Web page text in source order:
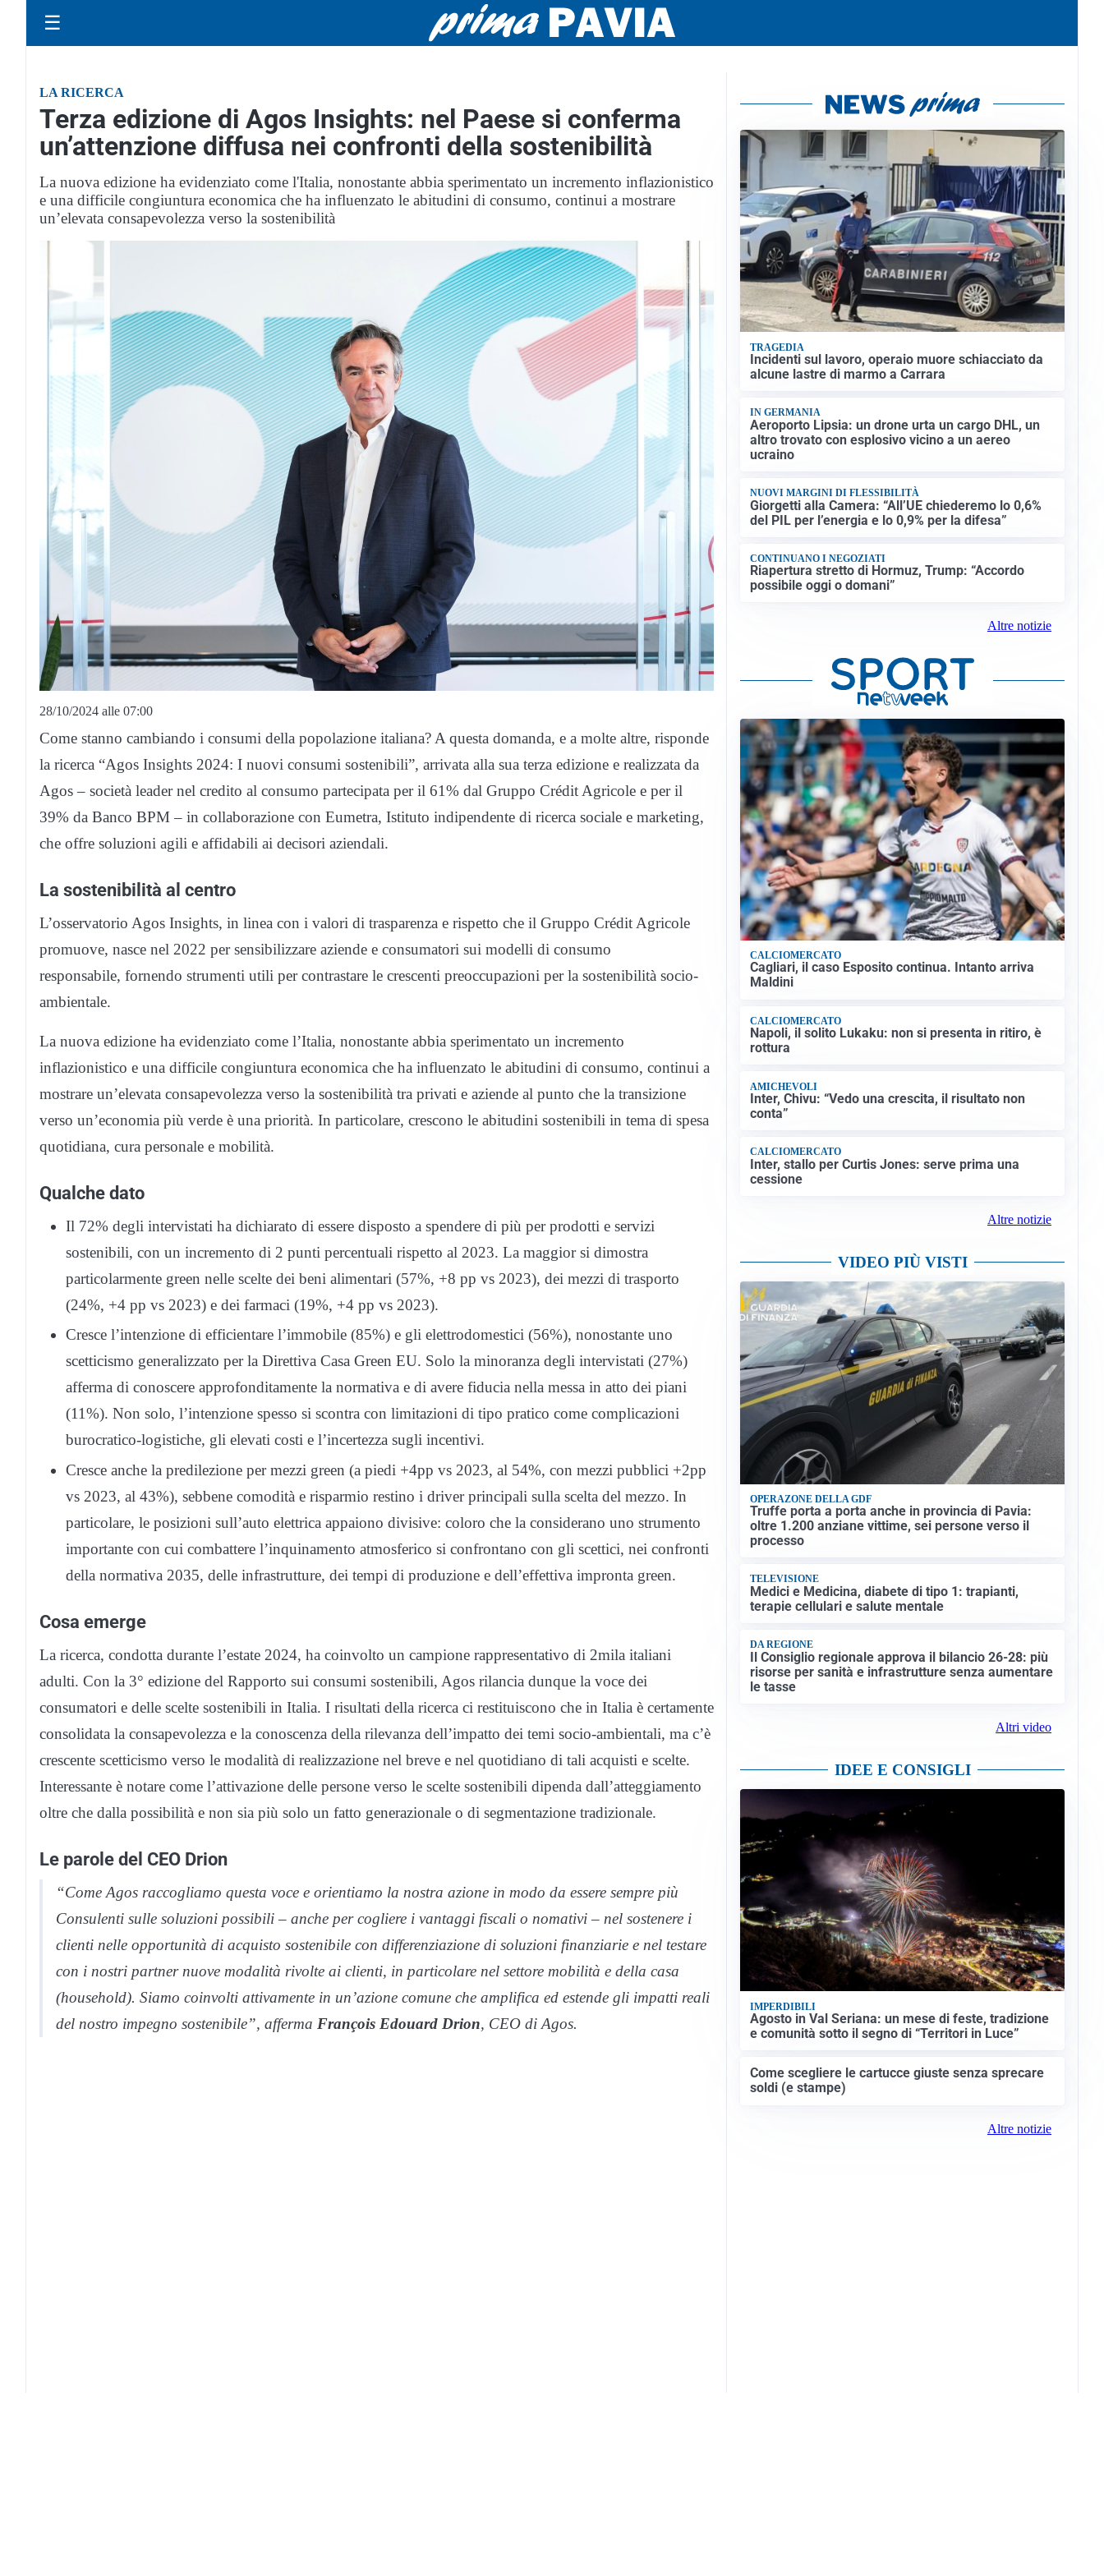
☰
LA RICERCA
Terza edizione di Agos Insights: nel Paese si conferma
un’attenzione diffusa nei confronti della sostenibilità
La nuova edizione ha evidenziato come l'Italia, nonostante abbia sperimentato un incremento inflazionistico
e una difficile congiuntura economica che ha influenzato le abitudini di consumo, continui a mostrare
un’elevata consapevolezza verso la sostenibilità
28/10/2024 alle 07:00
Come stanno cambiando i consumi della popolazione italiana? A questa domanda, e a molte altre, risponde
la ricerca “Agos Insights 2024: I nuovi consumi sostenibili”, arrivata alla sua terza edizione e realizzata da
Agos – società leader nel credito al consumo partecipata per il 61% dal Gruppo Crédit Agricole e per il
39% da Banco BPM – in collaborazione con Eumetra, Istituto indipendente di ricerca sociale e marketing,
che offre soluzioni agili e affidabili ai decisori aziendali.
La sostenibilità al centro
L’osservatorio Agos Insights, in linea con i valori di trasparenza e rispetto che il Gruppo Crédit Agricole
promuove, nasce nel 2022 per sensibilizzare aziende e consumatori sui modelli di consumo
responsabile, fornendo strumenti utili per contrastare le crescenti preoccupazioni per la sostenibilità socio-
ambientale.
La nuova edizione ha evidenziato come l’Italia, nonostante abbia sperimentato un incremento
inflazionistico e una difficile congiuntura economica che ha influenzato le abitudini di consumo, continui a
mostrare un’elevata consapevolezza verso la sostenibilità tra privati e aziende al punto che la transizione
verso un’economia più verde è una priorità. In particolare, crescono le abitudini sostenibili in tema di spesa
quotidiana, cura personale e mobilità.
Qualche dato
Il 72% degli intervistati ha dichiarato di essere disposto a spendere di più per prodotti e servizi
sostenibili, con un incremento di 2 punti percentuali rispetto al 2023. La maggior si dimostra
particolarmente green nelle scelte dei beni alimentari (57%, +8 pp vs 2023), dei mezzi di trasporto
(24%, +4 pp vs 2023) e dei farmaci (19%, +4 pp vs 2023).
Cresce l’intenzione di efficientare l’immobile (85%) e gli elettrodomestici (56%), nonostante uno
scetticismo generalizzato per la Direttiva Casa Green EU. Solo la minoranza degli intervistati (27%)
afferma di conoscere approfonditamente la normativa e di avere fiducia nella messa in atto dei piani
(11%). Non solo, l’intenzione spesso si scontra con limitazioni di tipo pratico come complicazioni
burocratico-logistiche, gli elevati costi e l’incertezza sugli incentivi.
Cresce anche la predilezione per mezzi green (a piedi +4pp vs 2023, al 54%, con mezzi pubblici +2pp
vs 2023, al 43%), sebbene comodità e risparmio restino i driver principali sulla scelta del mezzo. In
particolare, le posizioni sull’auto elettrica appaiono divisive: coloro che la considerano uno strumento
importante con cui combattere l’inquinamento atmosferico si confrontano con gli scettici, nei confronti
della normativa 2035, delle infrastrutture, dei tempi di produzione e dell’effettiva impronta green.
Cosa emerge
La ricerca, condotta durante l’estate 2024, ha coinvolto un campione rappresentativo di 2mila italiani
adulti. Con la 3° edizione del Rapporto sui consumi sostenibili, Agos rilancia dunque la voce dei
consumatori e delle scelte sostenibili in Italia. I risultati della ricerca ci restituiscono che in Italia è certamente
consolidata la consapevolezza e la conoscenza della rilevanza dell’impatto dei temi socio-ambientali, ma c’è
crescente scetticismo verso le modalità di realizzazione nel breve e nel quotidiano di tali acquisti e scelte.
Interessante è notare come l’attivazione delle persone verso le scelte sostenibili dipenda dall’atteggiamento
oltre che dalla possibilità e non sia più solo un fatto generazionale o di segmentazione tradizionale.
Le parole del CEO Drion
“Come Agos raccogliamo questa voce e orientiamo la nostra azione in modo da essere sempre più
Consulenti sulle soluzioni possibili – anche per cogliere i vantaggi fiscali o nomativi – nel sostenere i
clienti nelle opportunità di acquisto sostenibile con differenziazione di soluzioni finanziarie e nel testare
con i nostri partner nuove modalità rivolte ai clienti, in particolare nel settore mobilità e della casa
(household). Siamo coinvolti attivamente in un’azione comune che amplifica ed estende gli impatti reali
del nostro impegno sostenibile”, afferma François Edouard Drion, CEO di Agos.
TRAGEDIA
Incidenti sul lavoro, operaio muore schiacciato da
alcune lastre di marmo a Carrara
IN GERMANIA
Aeroporto Lipsia: un drone urta un cargo DHL, un
altro trovato con esplosivo vicino a un aereo
ucraino
NUOVI MARGINI DI FLESSIBILITÀ
Giorgetti alla Camera: “All’UE chiederemo lo 0,6%
del PIL per l’energia e lo 0,9% per la difesa”
CONTINUANO I NEGOZIATI
Riapertura stretto di Hormuz, Trump: “Accordo
possibile oggi o domani”
Altre notizie
CALCIOMERCATO
Cagliari, il caso Esposito continua. Intanto arriva
Maldini
CALCIOMERCATO
Napoli, il solito Lukaku: non si presenta in ritiro, è
rottura
AMICHEVOLI
Inter, Chivu: “Vedo una crescita, il risultato non
conta”
CALCIOMERCATO
Inter, stallo per Curtis Jones: serve prima una
cessione
Altre notizie
VIDEO PIÙ VISTI
OPERAZONE DELLA GDF
Truffe porta a porta anche in provincia di Pavia:
oltre 1.200 anziane vittime, sei persone verso il
processo
TELEVISIONE
Medici e Medicina, diabete di tipo 1: trapianti,
terapie cellulari e salute mentale
DA REGIONE
Il Consiglio regionale approva il bilancio 26-28: più
risorse per sanità e infrastrutture senza aumentare
le tasse
Altri video
IDEE E CONSIGLI
IMPERDIBILI
Agosto in Val Seriana: un mese di feste, tradizione
e comunità sotto il segno di “Territori in Luce”
Come scegliere le cartucce giuste senza sprecare
soldi (e stampe)
Altre notizie